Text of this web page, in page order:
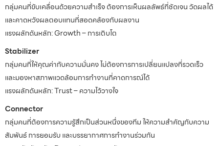
กลุ่มคนที่ขับเคลื่อนด้วยความสำเร็จ ต้องการเห็นผลลัพธ์ที่ชัดเจน วัดผลได้
และคาดหวังผลตอบแทนที่สอดคล้องกับผลงาน
แรงผลักดันหลัก: Growth – การเติบโต
Stabilizer
กลุ่มคนที่ให้คุณค่ากับความมั่นคง ไม่ต้องการการเปลี่ยนแปลงที่รวดเร็ว
และมองหาสภาพแวดล้อมการทำงานที่คาดการณ์ได้
แรงผลักดันหลัก: Trust – ความไว้วางใจ
Connector
กลุ่มคนที่ต้องการความรู้สึกเป็นส่วนหนึ่งของทีม ให้ความสำคัญกับความ
สัมพันธ์ การยอมรับ และบรรยากาศการทำงานร่วมกัน